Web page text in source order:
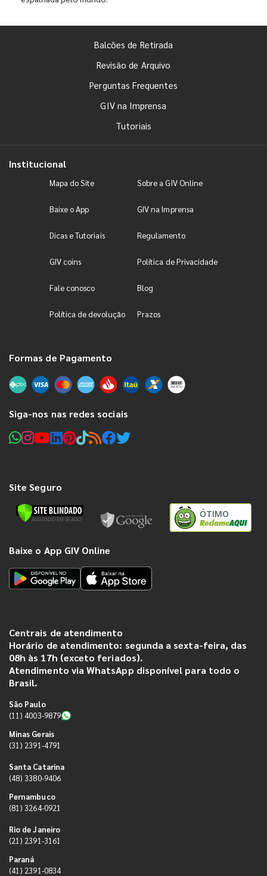
Balcões de Retirada
Revisão de Arquivo
Perguntas Frequentes
GIV na Imprensa
Tutoriais
Institucional
Mapa do Site Sobre a GIV Online
Baixe o App GIV na Imprensa
Dicas e Tutoriais Regulamento
GIV coins Política de Privacidade
Fale conosco Blog
Política de devolução Prazos
Formas de Pagamento
Siga-nos nas redes sociais
Site Seguro
ÓTIMO
Baixe o App GIV Online
Centrais de atendimento
Horário de atendimento: segunda a sexta-feira, das
08h às 17h (exceto feriados).
Atendimento via WhatsApp disponível para todo o
Brasil.
São Paulo
(11) 4003-9879
Minas Gerais
(31) 2391-4791
Santa Catarina
(48) 3380-9406
Pernambuco
(81) 3264-0921
Rio de Janeiro
(21) 2391-3161
Paraná
(41) 2391-0834